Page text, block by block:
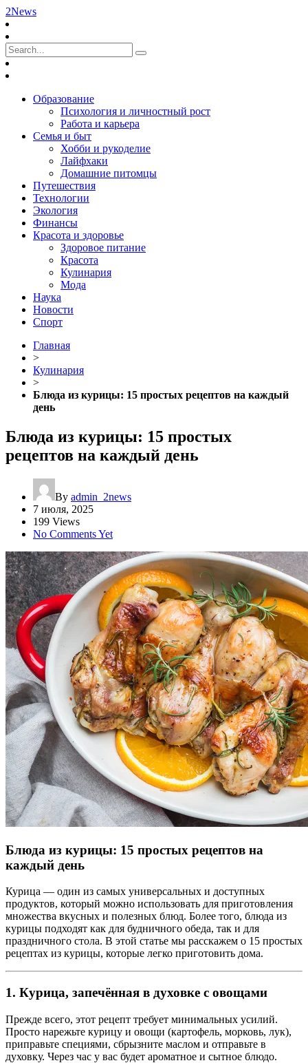
2News
Образование
Психология и личностный рост
Работа и карьера
Семья и быт
Хобби и рукоделие
Лайфхаки
Домашние питомцы
Путешествия
Технологии
Экология
Финансы
Красота и здоровье
Здоровое питание
Красота
Кулинария
Мода
Наука
Новости
Спорт
Главная
>
Кулинария
>
Блюда из курицы: 15 простых рецептов на каждый
день
Блюда из курицы: 15 простых
рецептов на каждый день
By admin_2news
7 июля, 2025
199 Views
No Comments Yet
Блюда из курицы: 15 простых рецептов на
каждый день
Курица — один из самых универсальных и доступных
продуктов, который можно использовать для приготовления
множества вкусных и полезных блюд. Более того, блюда из
курицы подходят как для будничного обеда, так и для
праздничного стола. В этой статье мы расскажем о 15 простых
рецептах из курицы, которые легко приготовить дома.
1. Курица, запечённая в духовке с овощами
Прежде всего, этот рецепт требует минимальных усилий.
Просто нарежьте курицу и овощи (картофель, морковь, лук),
приправьте специями, сбрызните маслом и отправьте в
духовку. Через час у вас будет ароматное и сытное блюдо.